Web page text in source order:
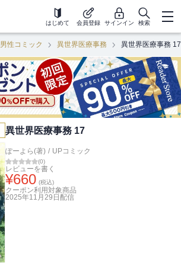
はじめて 会員登録 サインイン 検索
男性コミック 異世界医療事務 異世界医療事務 17
異世界医療事務 17
ぽーよら(著) / UPコミック
(0)
レビューを書く
¥660 (税込)
クーポン利用対象商品
2025年11月29日 配信